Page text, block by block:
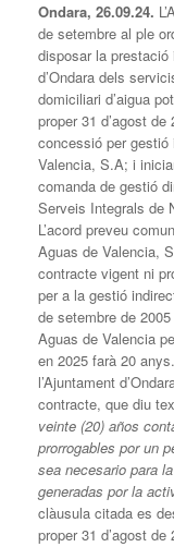
Ondara, 26.09.24.
de setembre al ple
disposar la prestació
d’Ondara dels
domiciliari d’aigua
proper 31 d’agost
concessió per
Valencia, S.A; i
comanda de gestió
Serveis Integrals de
L’acord preveu
Aguas de Valencia,
contracte vigent ni
per a la gestió
de setembre de
Aguas de Valencia
en 2025 farà 20
l’Ajuntament
contracte, que diu
veinte (20) años
prorrogables por un
sea necesario para
generadas por la
clàusula citada es
proper 31 d’agost de